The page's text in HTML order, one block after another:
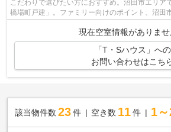
こだわりで選びたい方におすすめ。沼田市エリア
橋場町戸建」。ファミリー向けのポイント、沼田
分のところにあります。沼田市または...
現在空室情報がありませ
「T・Sハウス」への
お問い合わせはこち
該当物件数 23件 空き数 11 件 1